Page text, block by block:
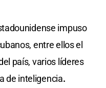
impuso
entre ellos el
país, varios líderes
de inteligencia.